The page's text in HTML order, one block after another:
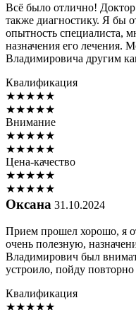
Всё было отлично!
также диагностику. Я бы
опытность специалиста,
назначения его лечения.
Владимировича другим
Квалификация
★★★★★
★★★★★
Внимание
★★★★★
★★★★★
Цена-качество
★★★★★
★★★★★
Оксана 31.10.2024
Прием прошел хорошо, я
очень полезную,
Владимирович был
устроило, пойду
Квалификация
★★★★★